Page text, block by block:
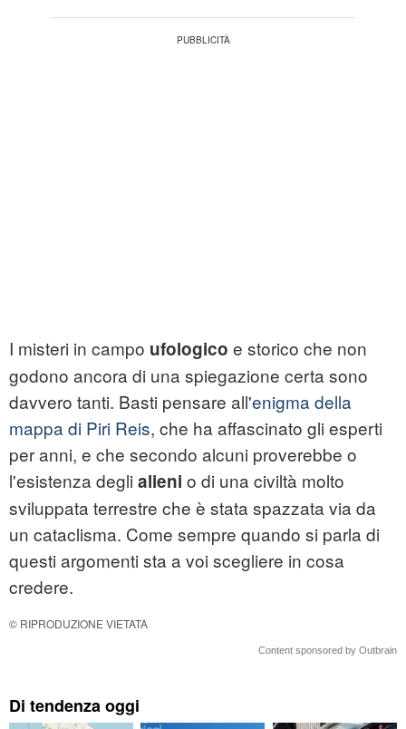
I misteri in campo ufologico e storico che non
godono ancora di una spiegazione certa sono
davvero tanti. Basti pensare all'enigma della
mappa di Piri Reis, che ha affascinato gli esperti
per anni, e che secondo alcuni proverebbe o
l'esistenza degli alieni o di una civiltà molto
sviluppata terrestre che è stata spazzata via da
un cataclisma. Come sempre quando si parla di
questi argomenti sta a voi scegliere in cosa
credere.
© RIPRODUZIONE VIETATA
Content sponsored by Outbrain
Di tendenza oggi